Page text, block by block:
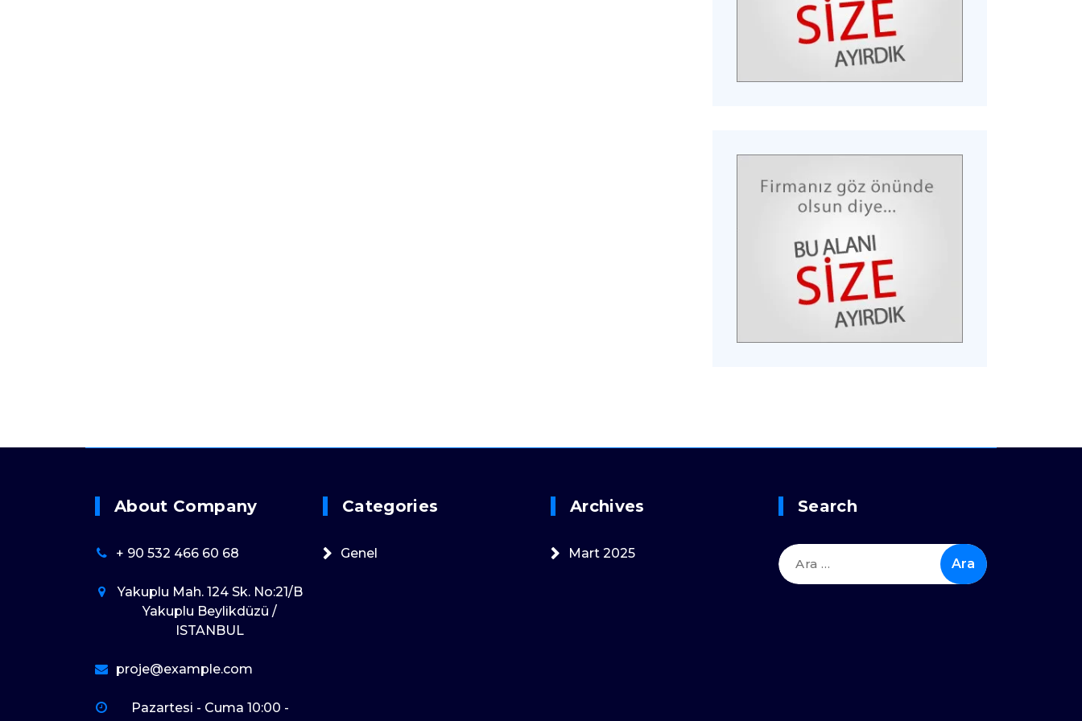
About Company
+ 90 532 466 60 68
Yakuplu Mah. 124 Sk. No:21/B
Yakuplu Beylikdüzü /
ISTANBUL
proje@example.com
Pazartesi - Cuma 10:00 -
Categories
Genel
Archives
Mart 2025
Search
Arama: